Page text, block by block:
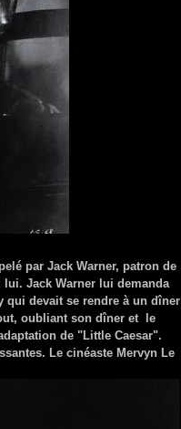
par Jack Warner, patron de
Jack Warner lui demanda
qui devait se rendre à un dîner
oubliant son dîner et le
de "Little Caesar".
Le cinéaste Mervyn Le